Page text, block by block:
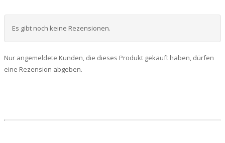
Es gibt noch keine Rezensionen.
Nur angemeldete Kunden, die dieses Produkt gekauft haben, dürfen
eine Rezension abgeben.